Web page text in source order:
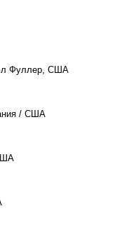
Фуллер, США
/ США